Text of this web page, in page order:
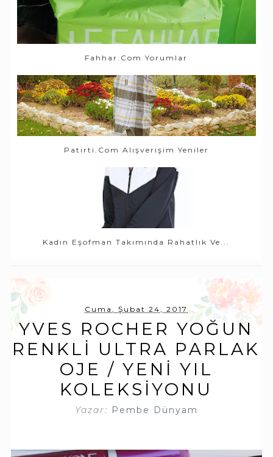
Fahhar.com Yorumlar
Patirti.com Alışverişim Yeniler
Kadın Eşofman Takımında Rahatlık Ve...
Cuma, Şubat 24, 2017
YVES ROCHER YOĞUN
RENKLI ULTRA PARLAK
OJE / YENI YIL
KOLEKSIYONU
Yazar: Pembe Dünyam